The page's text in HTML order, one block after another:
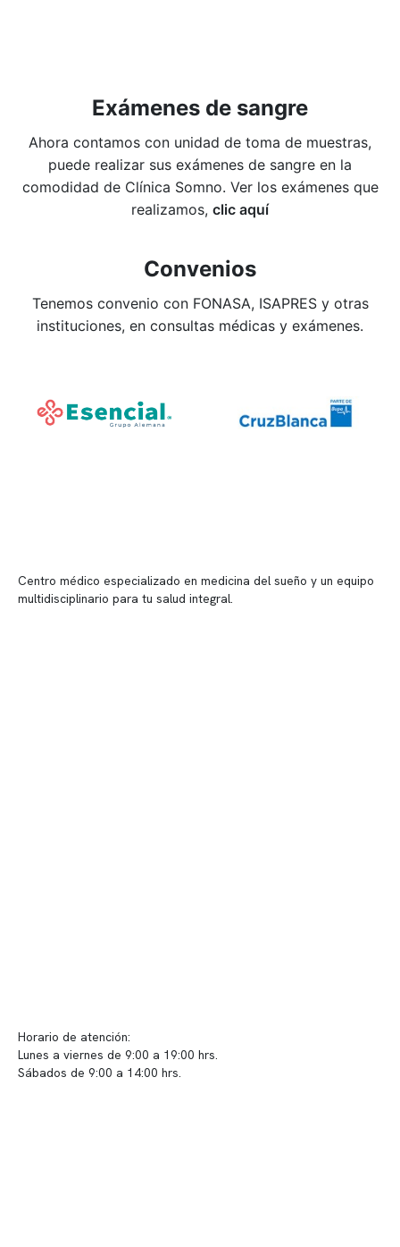
Exámenes de sangre
Ahora contamos con unidad de toma de muestras,
puede realizar sus exámenes de sangre en la
comodidad de Clínica Somno. Ver los exámenes que
realizamos, clic aquí
Convenios
Tenemos convenio con FONASA, ISAPRES y otras
instituciones, en consultas médicas y exámenes.
Centro médico especializado en medicina del sueño y un equipo
multidisciplinario para tu salud integral.
Horario de atención:
Lunes a viernes de 9:00 a 19:00 hrs.
Sábados de 9:00 a 14:00 hrs.